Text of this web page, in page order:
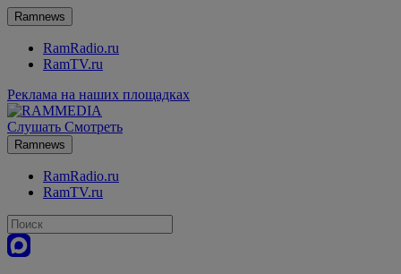
Ramnews
RamRadio.ru
RamTV.ru
Реклама на наших площадках
Слушать Смотреть
Ramnews
RamRadio.ru
RamTV.ru